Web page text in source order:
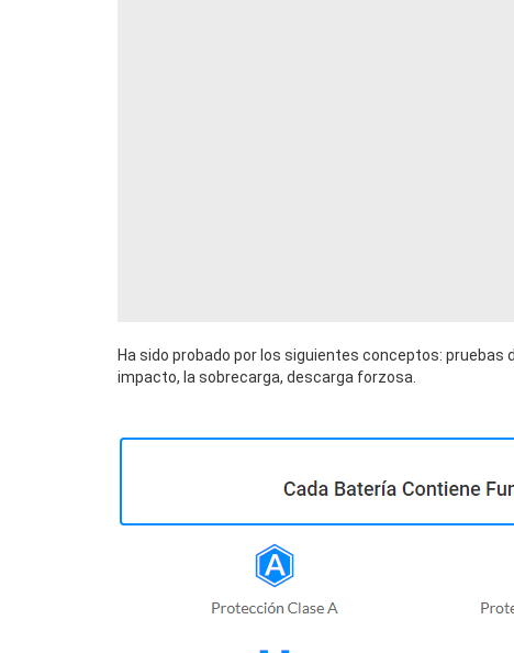
Ha sido probado por los siguientes conceptos:
impacto, la sobrecarga, descarga forzosa.